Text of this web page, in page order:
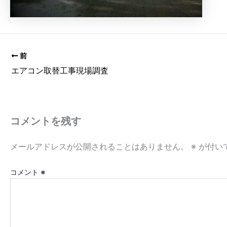
前
エアコン取替工事現場調査
コメントを残す
メールアドレスが公開されることはありません。 ※ が付い
コメント ※